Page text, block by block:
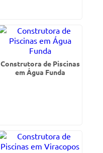
Construtora de Piscinas
em Água Funda